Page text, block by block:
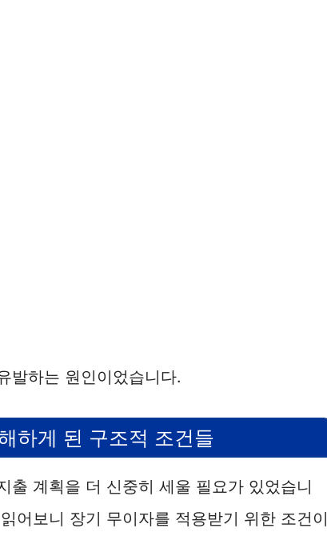
발하는 원인이었습니다.
하게 된 구조적 조건들
출 계획을 더 신중히 세울 필요가 있었습니
어보니 장기 무이자를 적용받기 위한 조건이